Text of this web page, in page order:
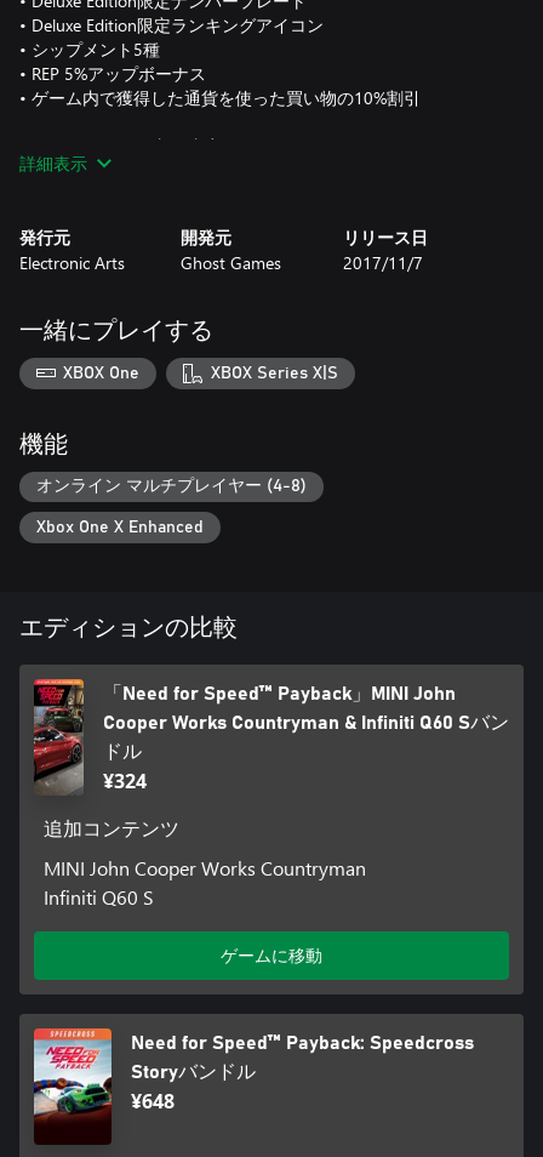
• Deluxe Edition限定ランキングアイコン
• シップメント5種
• REP 5%アップボーナス
• ゲーム内で獲得した通貨を使った買い物の10%割引
Platinum Car Pack収録内容:
o 限定装飾アイテム、プラチナブルーカラーのアンダーネオン
o Chevrolet Camaro SS 1967
o Dodge Charger R/T 1969
o Volkswagen Golf GTI Clubsport 2016
諸条件と制限事項が適用されます。 詳細は
www.ea.com/games/need-for-speed/disclaimersをご覧くださ
詳細表示
発行元
Electronic Arts
開発元
Ghost Games
リリース日
2017/11/7
一緒にプレイする
XBOX One XBOX Series X|S
機能
オンライン マルチプレイヤー (4-8)
Xbox One X Enhanced
エディションの比較
「Need for Speed™ Payback」MINI John
Cooper Works Countryman & Infiniti Q60 Sバン
ドル
¥324
追加コンテンツ
MINI John Cooper Works Countryman
Infiniti Q60 S
ゲームに移動
Need for Speed™ Payback: Speedcross
Storyバンドル
¥648